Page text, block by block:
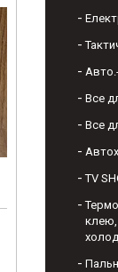
Все
Все
TV
клею,